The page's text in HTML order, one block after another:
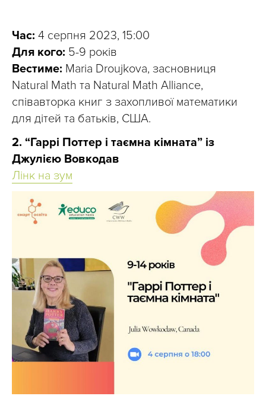
Час: 4 серпня 2023, 15:00
Для кого: 5-9 років
Вестиме: Maria Droujkova, засновниця
Natural Math та Natural Math Alliance,
співавторка книг з захопливої математики
для дітей та батьків, США.
2. “Гаррі Поттер і таємна кімната” із
Джулією Вовкодав
Лінк на зум